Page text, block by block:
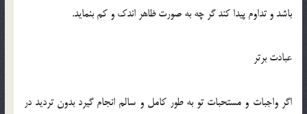
باشد و تداوم پيدا كند گر چه به صورت ظاهر اندك و كم بنمايد.
عبادت برتر
اگر واجبات و مستحبات تو به طور كامل و سالم انجام گيرد بدون ترديد در